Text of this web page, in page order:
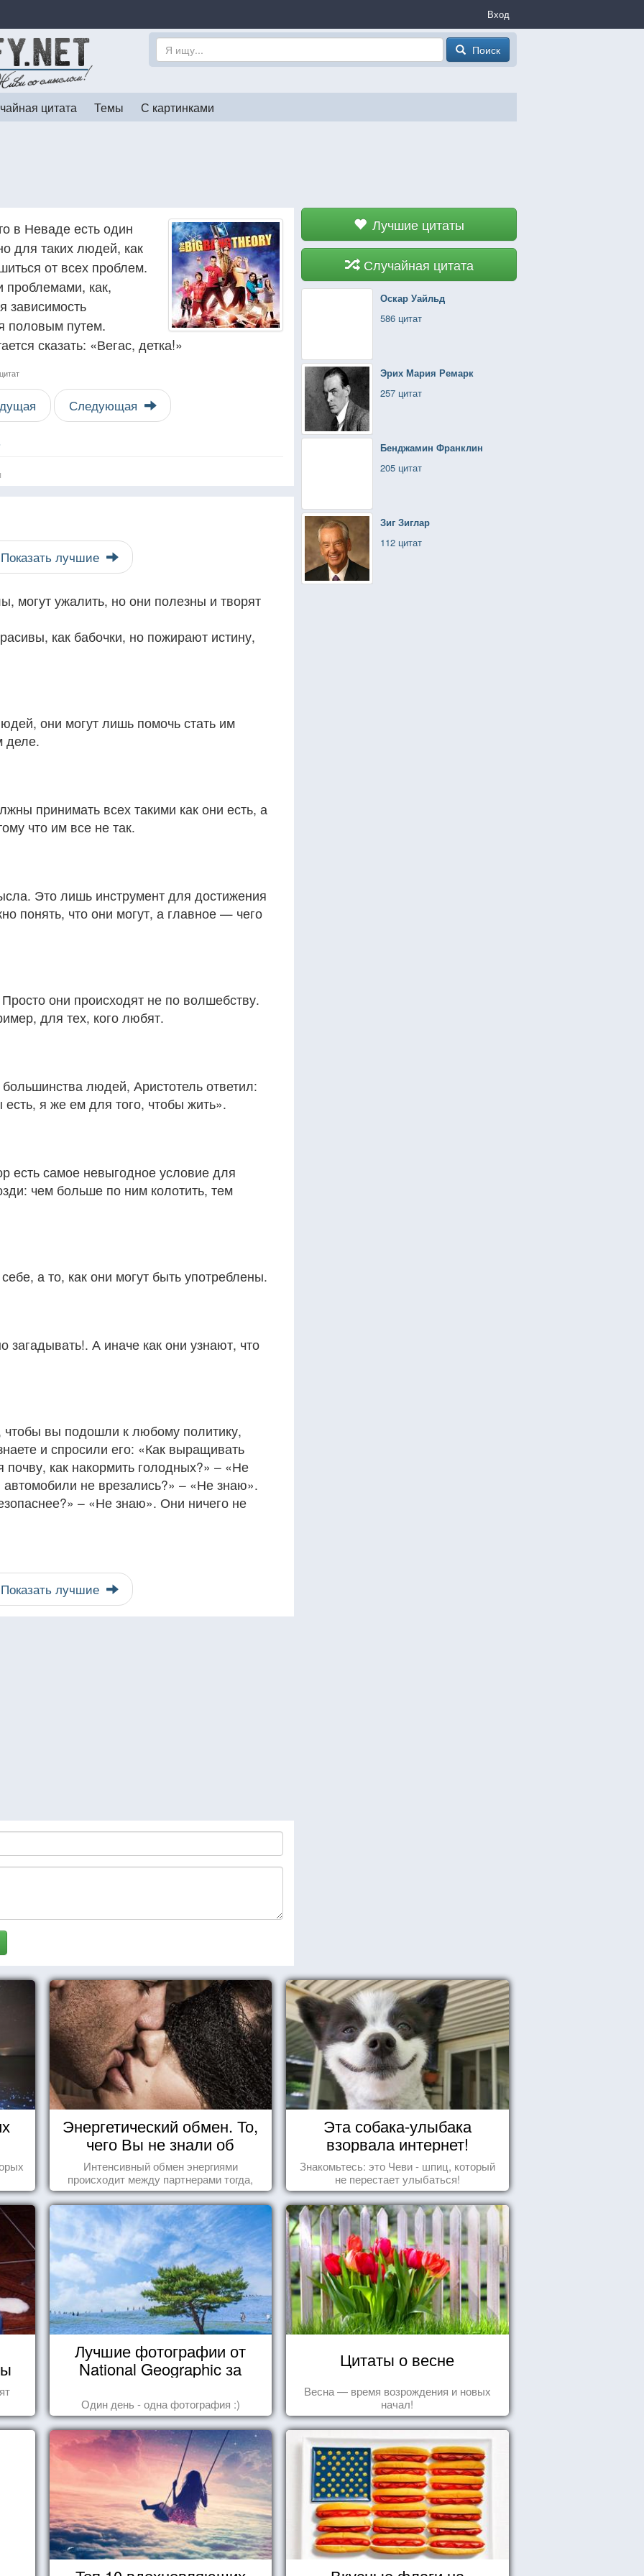
Вход
Поиск
цитата Темы С картинками
Лучшие цитаты
Случайная цитата
Оскар Уайльд
586 цитат
Эрих Мария Ремарк
257 цитат
Бенджамин Франклин
205 цитат
Зиг Зиглар
112 цитат
в Неваде есть один
для таких людей, как
от всех проблем.
проблемами, как,
зависимость
половым путем.
сказать: «Вегас, детка!»
Следующая
Показать лучшие
могут ужалить, но они полезны и творят
как бабочки, но пожирают истину,
они могут лишь помочь стать им
деле.
принимать всех такими как они есть, а
что им все не так.
Это лишь инструмент для достижения
понять, что они могут, а главное — чего
они происходят не по волшебству.
для тех, кого любят.
людей, Аристотель ответил:
я же ем для того, чтобы жить».
есть самое невыгодное условие для
чем больше по ним колотить, тем
а то, как они могут быть употреблены.
загадывать!. А иначе как они узнают, что
чтобы вы подошли к любому политику,
и спросили его: «Как выращивать
как накормить голодных?» – «Не
не врезались?» – «Не знаю».
– «Не знаю». Они ничего не
Показать лучшие
Энергетический обмен. То,
чего Вы не знали об
отношениях
Интенсивный обмен энергиями
происходит между партнерами тогда,
когда они испытывают симпатию друг к
другу...
Эта собака-улыбака
взорвала интернет!
Знакомьтесь: это Чеви - шпиц, который
не перестает улыбаться!
Лучшие фотографии от
National Geographic за
Один день - одна фотография :)
Цитаты о весне
Весна — время возрождения и новых
начал!